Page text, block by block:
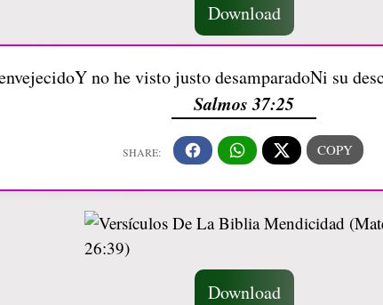
Download
no he visto justo desamparadoNi su
Salmos 37:25
Download